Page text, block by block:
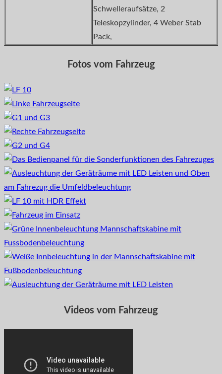
Schwelleraufsätze, 2
Teleskopzylinder, 4 Weber Stab
Pack,
Fotos vom Fahrzeug
Videos vom Fahrzeug